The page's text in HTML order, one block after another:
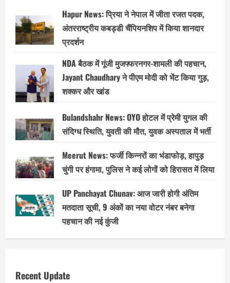
Hapur News: प्रिया ने नेपाल में जीता रजत पदक,
अंतरराष्ट्रीय कबड्डी चैंपियनशिप में किया शानदार
प्रदर्शन
NDA बैठक में गूंजी मुजफ्फरनगर-शामली की पहचान,
Jayant Chaudhary ने पीएम मोदी को भेंट किया गुड़,
शक्कर और खांड
Bulandshahr News: OYO होटल में प्रेमी युगल की
संदिग्ध स्थिति, युवती की मौत, युवक अस्पताल में भर्ती
Meerut News: फर्जी किन्नरों का भंडाफोड़, हापुड़
चुंगी पर हंगामा, पुलिस ने कई लोगों को हिरासत में लिया
UP Panchayat Chunav: आज जारी होगी अंतिम
मतदाता सूची, 9 अंकों का नया वोटर नंबर बनेगा
पहचान की नई कुंजी
Recent Update